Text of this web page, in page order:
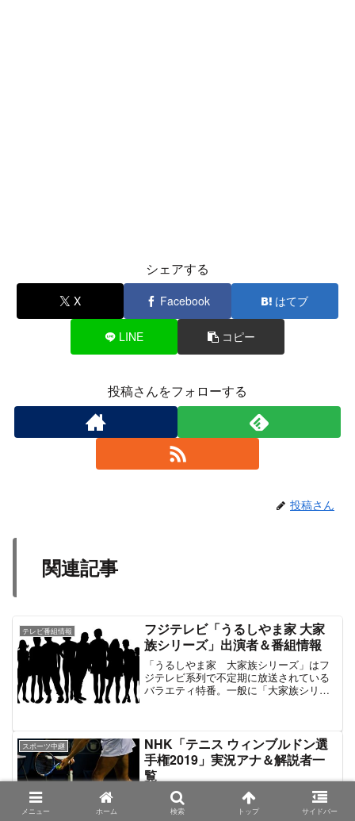
シェアする
X Facebook はてブ
LINE コピー
投稿さんをフォローする
投稿さん
関連記事
テレビ番組情報
フジテレビ「うるしやま家 大家
族シリーズ」出演者＆番組情報
「うるしやま家 大家族シリーズ」はフ
ジテレビ系列で不定期に放送されている
バラエティ特番。一般に「大家族シリー
島縦断!頑張れ!スーパー大家族SP」とし
て放送された際に登場した複数の大家族
のひとつとして紹介されたのが第1弾であ
る。以降、第2弾でもピックアップされ、
第3弾以降は「うるしやま家5男6女大家
族」として単独放送が行われている。
VTRで紹介される”うるしやま家（漆山
スポーツ中継
NHK「テニス ウィンブルドン選
手権2019」実況アナ＆解説者一
覧
「ウィンブルドン2019」は2019年7月1日
から7月14日までイギリス・ロンドンのウ
メニュー ホーム 検索 トップ サイドバー